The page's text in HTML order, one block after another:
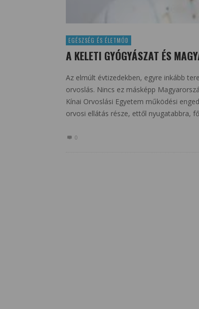
EGÉSZSÉG ÉS ÉLETMÓD
A KELETI GYÓGYÁSZAT ÉS
Az elmúlt évtizedekben, egyre inkább
orvoslás. Nincs ez másképp
Kínai Orvoslási Egyetem működési
orvosi ellátás része, ettől nyugatabbra,
0